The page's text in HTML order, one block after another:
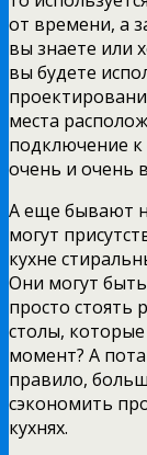
от времени, а
вы знаете или
вы будете
места
подключение
очень и очень
А еще бывают
могут
кухне
Они могут
просто стоять
столы,
момент? А
правило,
сэкономить
кухнях.